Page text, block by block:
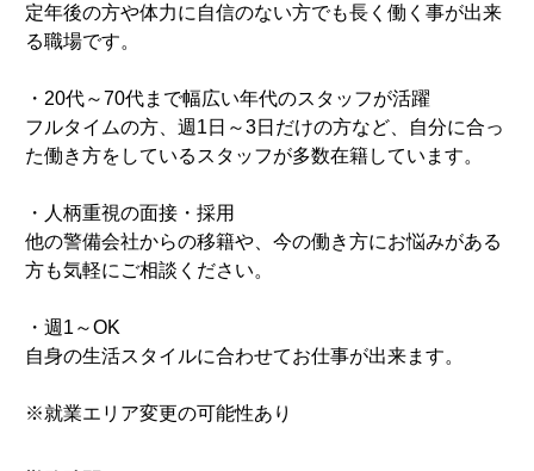
定年後の方や体力に自信のない方でも長く働く事が出来
る職場です。
・20代～70代まで幅広い年代のスタッフが活躍
フルタイムの方、週1日～3日だけの方など、自分に合っ
た働き方をしているスタッフが多数在籍しています。
・人柄重視の面接・採用
他の警備会社からの移籍や、今の働き方にお悩みがある
方も気軽にご相談ください。
・週1～OK
自身の生活スタイルに合わせてお仕事が出来ます。
※就業エリア変更の可能性あり